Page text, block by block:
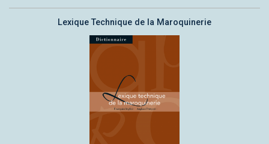
Lexique Technique de la Maroquinerie